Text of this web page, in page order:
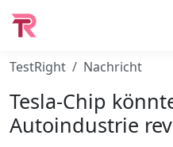
TestRight Nachricht
Tesla-Chip
Autoindustrie